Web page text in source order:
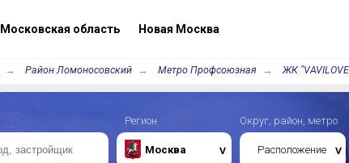
Московская область Новая Москва
Район Ломоносовский Метро Профсоюзная ЖК
Регион
Москва
Округ, район, метро
Расположение